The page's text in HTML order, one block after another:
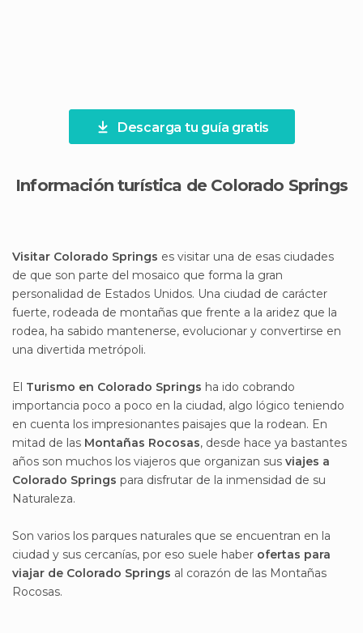
Descarga tu guía gratis
Información turística de Colorado Springs
Visitar Colorado Springs es visitar una de esas ciudades
de que son parte del mosaico que forma la gran
personalidad de Estados Unidos. Una ciudad de carácter
fuerte, rodeada de montañas que frente a la aridez que la
rodea, ha sabido mantenerse, evolucionar y convertirse en
una divertida metrópoli.
El Turismo en Colorado Springs ha ido cobrando
importancia poco a poco en la ciudad, algo lógico teniendo
en cuenta los impresionantes paisajes que la rodean. En
mitad de las Montañas Rocosas, desde hace ya bastantes
años son muchos los viajeros que organizan sus viajes a
Colorado Springs para disfrutar de la inmensidad de su
Naturaleza.
Son varios los parques naturales que se encuentran en la
ciudad y sus cercanías, por eso suele haber ofertas para
viajar de Colorado Springs al corazón de las Montañas
Rocosas.